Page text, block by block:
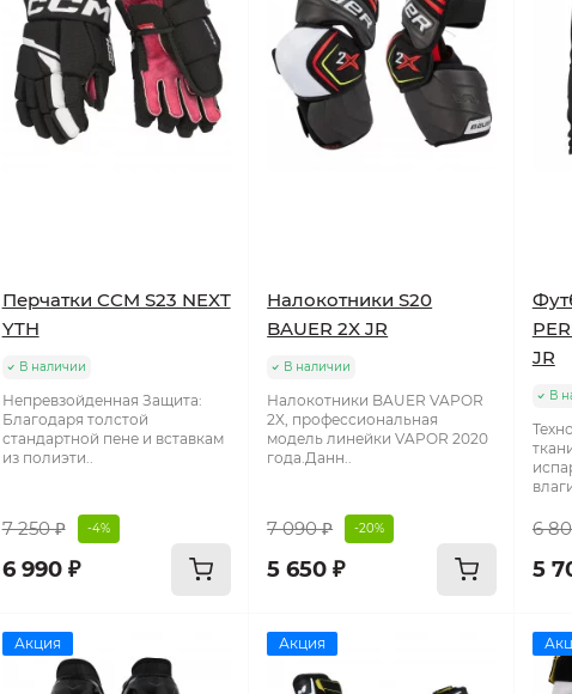
Перчатки CCM S23 NEXT
YTH
В наличии
Непревзойденная Защита:
Благодаря толстой
стандартной пене и вставкам
из полиэти..
7 250 ₽ -4%
6 990 ₽
Налокотники S20
BAUER 2X JR
В наличии
Налокотники BAUER VAPOR
2X, профессиональная
модель линейки VAPOR 2020
года.Данн..
7 090 ₽ -20%
5 650 ₽
JR
В
6
5
Акция Акция